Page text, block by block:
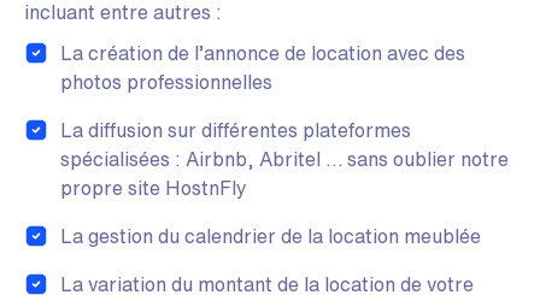
incluant entre autres :
La création de l’annonce de location avec des
photos professionnelles
La diffusion sur différentes plateformes
spécialisées : Airbnb, Abritel … sans oublier notre
propre site HostnFly
La gestion du calendrier de la location meublée
La variation du montant de la location de votre